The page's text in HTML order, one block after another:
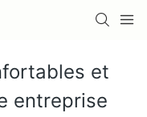
et
entreprise